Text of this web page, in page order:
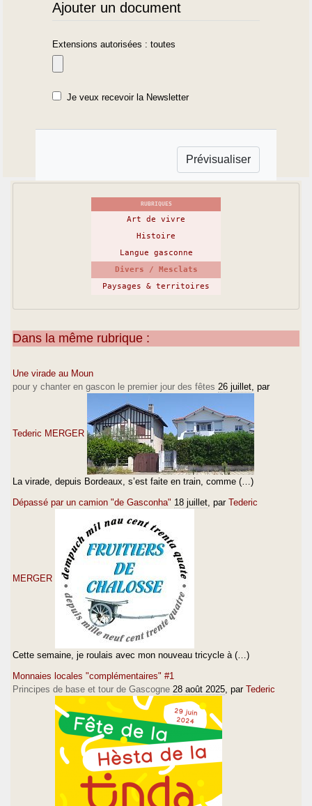
Ajouter un document
Extensions autorisées : toutes
Je veux recevoir la Newsletter
RUBRIQUES
Art de vivre
Histoire
Langue gasconne
Divers / Mesclats
Paysages & territoires
Dans la même rubrique :
Une virade au Moun
pour y chanter en gascon le premier jour des fêtes 26 juillet , par
Tederic MERGER
La virade, depuis Bordeaux, s’est faite en train, comme (…)
Dépassé par un camion "de Gasconha" 18 juillet , par Tederic
MERGER
Cette semaine, je roulais avec mon nouveau tricycle à (…)
Monnaies locales "complémentaires" #1
Principes de base et tour de Gascogne 28 août 2025 , par Tederic